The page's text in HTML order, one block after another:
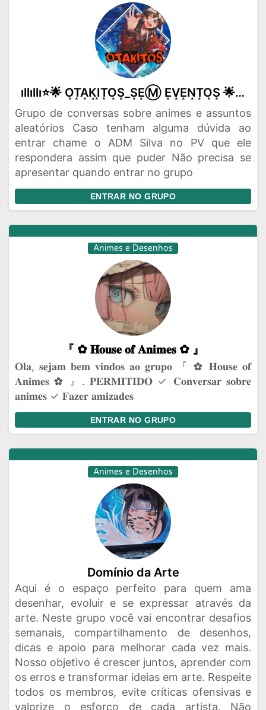
ıllıllı⭐🌟 O͙T͙A͙K͙I͙T͙O͙S͙_S͙E͙Ⓜ️ E͙V͙E͙N͙T͙O͙S͙ 🌟⭐ıllıllı
Grupo de conversas sobre animes e assuntos
aleatórios Caso tenham alguma dúvida ao
entrar chame o ADM Silva no PV que ele
respondera assim que puder Não precisa se
apresentar quando entrar no grupo
ENTRAR NO GRUPO
Animes e Desenhos
『 ✿⁠ 𝐇𝐨𝐮𝐬𝐞 𝐨𝐟 𝐀𝐧𝐢𝐦𝐞𝐬 ✿⁠ 』
𝐎𝐥𝐚, 𝐬𝐞𝐣𝐚𝐦 𝐛𝐞𝐦 𝐯𝐢𝐧𝐝𝐨𝐬 𝐚𝐨 𝐠𝐫𝐮𝐩𝐨 『 ✿⁠ 𝐇𝐨𝐮𝐬𝐞 𝐨𝐟
𝐀𝐧𝐢𝐦𝐞𝐬 ✿⁠ 』. 𝐏𝐄𝐑𝐌𝐈𝐓𝐈𝐃𝐎 ✓ 𝐂𝐨𝐧𝐯𝐞𝐫𝐬𝐚𝐫 𝐬𝐨𝐛𝐫𝐞
𝐚𝐧𝐢𝐦𝐞𝐬 ✓ 𝐅𝐚𝐳𝐞𝐫 𝐚𝐦𝐢𝐳𝐚𝐝𝐞𝐬
ENTRAR NO GRUPO
Animes e Desenhos
Domínio da Arte
Aqui é o espaço perfeito para quem ama
desenhar, evoluir e se expressar através da
arte. Neste grupo você vai encontrar desafios
semanais, compartilhamento de desenhos,
dicas e apoio para melhorar cada vez mais.
Nosso objetivo é crescer juntos, aprender com
os erros e transformar ideias em arte. Respeite
todos os membros, evite críticas ofensivas e
valorize o esforço de cada artista. Não